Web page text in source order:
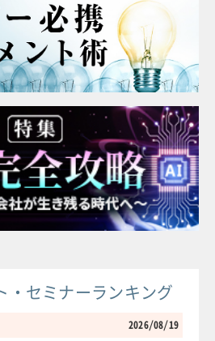
・セミナーランキング
2026/08/19